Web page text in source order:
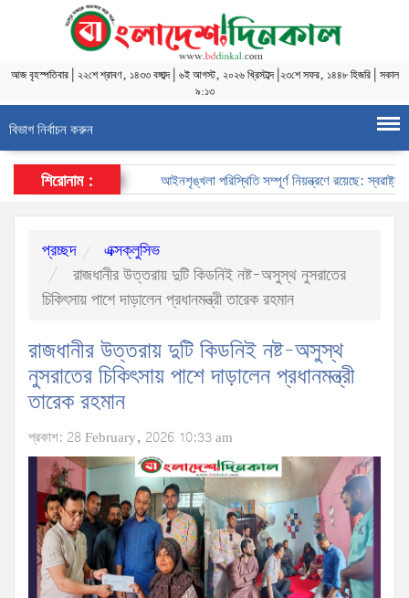
আজবৃহস্পতিবার| ২২শে শ্রাবণ, ১৪৩৩ বঙ্গাব্দ| ৬ই আগস্ট, ২০২৬ খ্রিস্টাব্দ| ২৩শে সফর, ১৪৪৮ হিজরি| সকাল
৯:১৩
বিভাগ নির্বাচন করুন
শিরোনাম : আইনশৃঙ্খলা পরিস্থিতি সম্পূর্ণ নিয়ন্ত্রণে রয়েছে: স্বরাষ্ট্রমন্ত্রী
প্রচ্ছদ
এক্সক্লুসিভ
রাজধানীর উত্তরায় দুটি কিডনিই নষ্ট-অসুস্থ নুসরাতের
চিকিৎসায় পাশে দাড়ালেন প্রধানমন্ত্রী তারেক রহমান
রাজধানীর উত্তরায় দুটি কিডনিই নষ্ট-অসুস্থ
নুসরাতের চিকিৎসায় পাশে দাড়ালেন প্রধানমন্ত্রী
তারেক রহমান
প্রকাশ: 28 February, 2026 10:33 am